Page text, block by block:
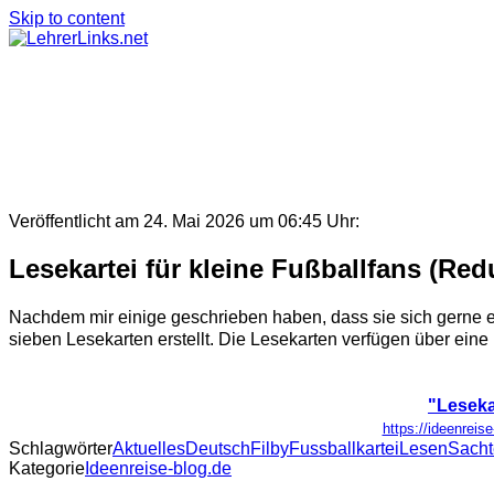
Skip to content
Veröffentlicht am 24. Mai 2026 um 06:45 Uhr:
Lesekartei für kleine Fußballfans
Nachdem mir einige geschrieben haben, dass sie sich
sieben Lesekarten erstellt. Die Lesekarten verfügen über
https://
SchlagwörterAktuellesDeutschFilbyFussball kartei Lesen
Kategorie Ideenreise-blog.de